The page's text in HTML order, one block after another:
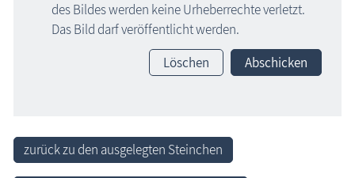
des Bildes werden keine Urheberrechte verletzt.
Das Bild darf veröffentlicht werden.
Löschen
Abschicken
zurück zu den ausgelegten Steinchen